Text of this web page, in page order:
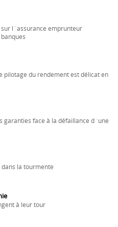
sur l´assurance emprunteur
pilotage du rendement est délicat en
garanties face à la défaillance d´une
dans la tourmente
à leur tour